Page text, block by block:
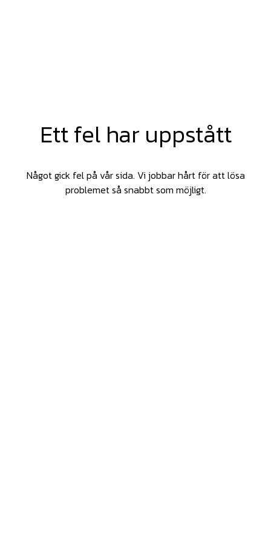
Ett fel har uppstått
Något gick fel på vår sida. Vi jobbar hårt för att lösa
problemet så snabbt som möjligt.